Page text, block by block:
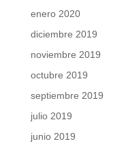
enero 2020
diciembre 2019
noviembre 2019
octubre 2019
septiembre 2019
julio 2019
junio 2019